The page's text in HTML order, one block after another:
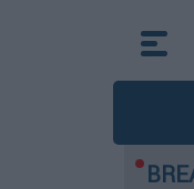
στην